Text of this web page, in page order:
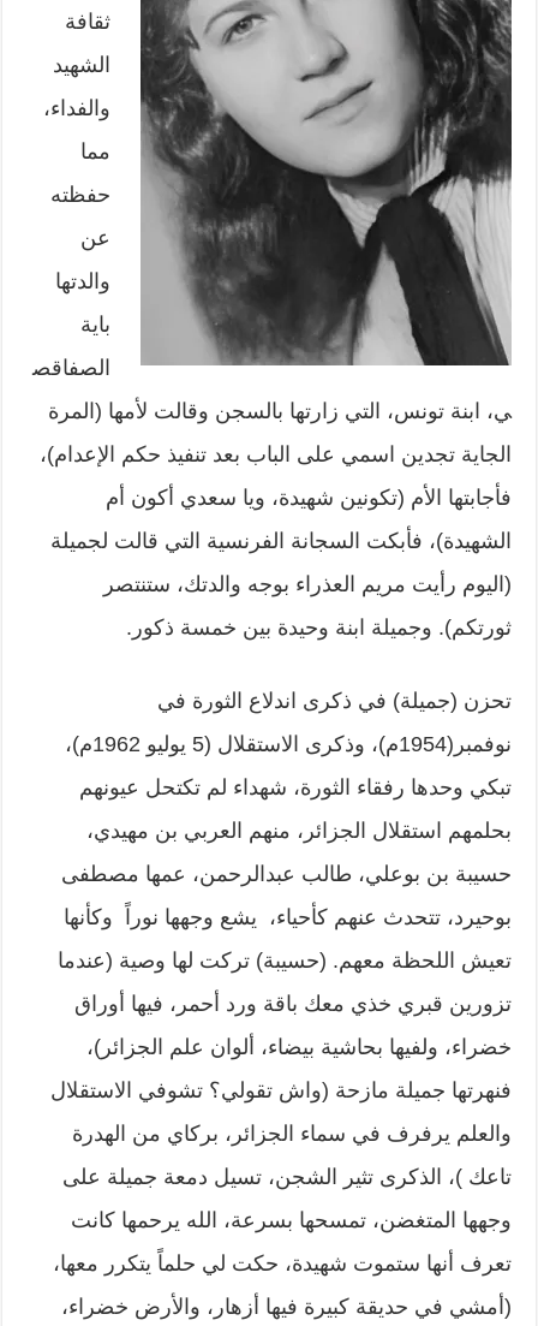
ثقافة
الشهيد
والفداء،
مما
حفظته
عن
والدتها
باية
الصفاقص
ي، ابنة تونس، التي زارتها بالسجن وقالت لأمها (المرة
الجاية تجدين اسمي على الباب بعد تنفيذ حكم الإعدام)،
فأجابتها الأم (تكونين شهيدة، ويا سعدي أكون أم
الشهيدة)، فأبكت السجانة الفرنسية التي قالت لجميلة
(اليوم رأيت مريم العذراء بوجه والدتك، ستنتصر
ثورتكم). وجميلة ابنة وحيدة بين خمسة ذكور.
تحزن (جميلة) في ذكرى اندلاع الثورة في
نوفمبر(1954م)، وذكرى الاستقلال (5 يوليو 1962م)،
تبكي وحدها رفقاء الثورة، شهداء لم تكتحل عيونهم
بحلمهم استقلال الجزائر، منهم العربي بن مهيدي،
حسيبة بن بوعلي، طالب عبدالرحمن، عمها مصطفى
بوحيرد، تتحدث عنهم كأحياء، يشع وجهها نوراً وكأنها
تعيش اللحظة معهم. (حسيبة) تركت لها وصية (عندما
تزورين قبري خذي معك باقة ورد أحمر، فيها أوراق
خضراء، ولفيها بحاشية بيضاء، ألوان علم الجزائر)،
فنهرتها جميلة مازحة (واش تقولي؟ تشوفي الاستقلال
والعلم يرفرف في سماء الجزائر، بركاي من الهدرة
تاعك )، الذكرى تثير الشجن، تسيل دمعة جميلة على
وجهها المتغضن، تمسحها بسرعة، الله يرحمها كانت
تعرف أنها ستموت شهيدة، حكت لي حلماً يتكرر معها،
(أمشي في حديقة كبيرة فيها أزهار، والأرض خضراء،